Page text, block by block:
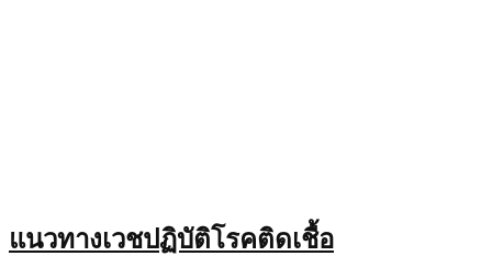
แนวทางเวชปฏิบัติโรคติดเชื้อ